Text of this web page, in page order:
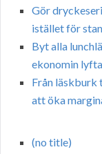
Gör
istället för
Byt alla
ekonomin lyfta
Från
att öka
(no title)